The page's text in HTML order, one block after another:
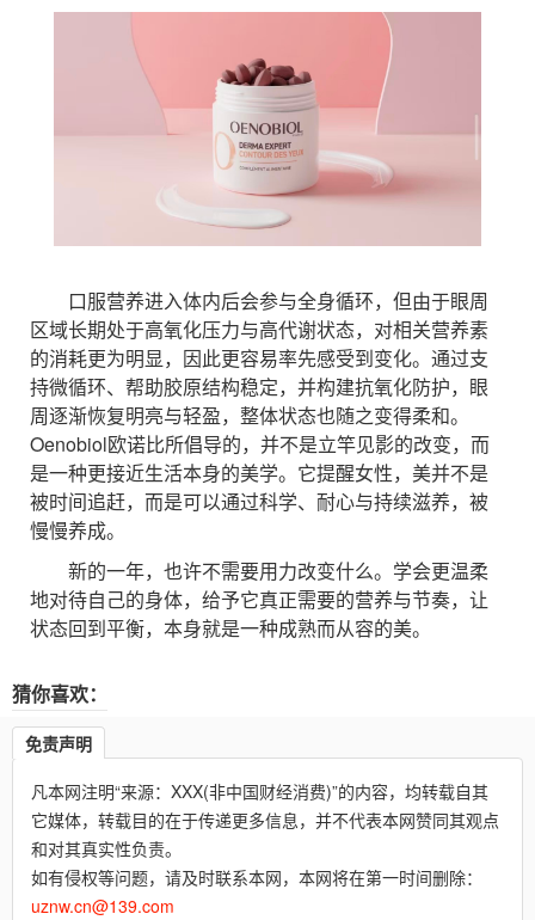
口服营养进入体内后会参与全身循环，但由于眼周
区域长期处于高氧化压力与高代谢状态，对相关营养素
的消耗更为明显，因此更容易率先感受到变化。通过支
持微循环、帮助胶原结构稳定，并构建抗氧化防护，眼
周逐渐恢复明亮与轻盈，整体状态也随之变得柔和。
Oenobiol欧诺比所倡导的，并不是立竿见影的改变，而
是一种更接近生活本身的美学。它提醒女性，美并不是
被时间追赶，而是可以通过科学、耐心与持续滋养，被
慢慢养成。
新的一年，也许不需要用力改变什么。学会更温柔
地对待自己的身体，给予它真正需要的营养与节奏，让
状态回到平衡，本身就是一种成熟而从容的美。
猜你喜欢：
免责声明
凡本网注明“来源：XXX(非中国财经消费)”的内容，均转载自其
它媒体，转载目的在于传递更多信息，并不代表本网赞同其观点
和对其真实性负责。
如有侵权等问题，请及时联系本网，本网将在第一时间删除：
uznw.cn@139.com